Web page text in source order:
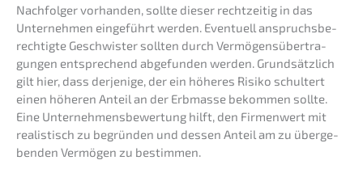
Nachfol­ger vorhan­den, sollte dieser recht­zei­tig in das
Unter­neh­men einge­führt werden. Eventu­ell anspruchs­be­
rech­tig­te Geschwis­ter sollten durch Vermö­gens­über­tra­
gun­gen entspre­chend abgefun­den werden. Grund­sätz­lich
gilt hier, dass derje­ni­ge, der ein höheres Risiko schul­tert
einen höheren Anteil an der Erbmas­se bekom­men sollte.
Eine Unter­neh­mens­be­wer­tung hilft, den Firmen­wert mit
realis­tisch zu begrün­den und dessen Anteil am zu überge­
ben­den Vermö­gen zu bestimmen.